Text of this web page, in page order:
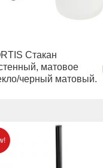
Стакан
матовое
черный матовый.